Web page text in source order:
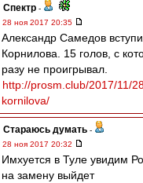
Спектр -
28 ноя 2017 20:35
Александр Самедов
Корнилова. 15 голов, с
разу не проигрывал.
http://prosm.club/2017/11/
kornilova/
Стараюсь думать -
28 ноя 2017 20:32
Имхуется в Туле увидим
на замену выйдет